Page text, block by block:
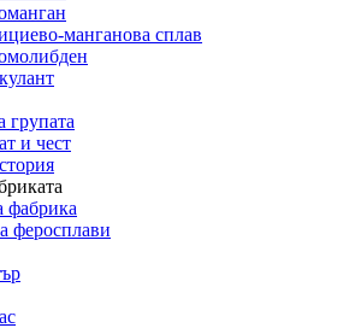
манганова сплав
и чест
фабрика
феросплави